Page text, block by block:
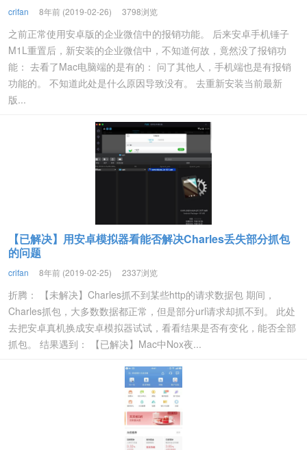
crifan 8年前 (2019-02-26) 3798浏览
之前正常使用安卓版的企业微信中的报销功能。 后来安卓手机锤子
M1L重置后，新安装的企业微信中，不知道何故，竟然没了报销功
能： 去看了Mac电脑端的是有的： 问了其他人，手机端也是有报销
功能的。 不知道此处是什么原因导致没有。 去重新安装当前最新
版...
【已解决】用安卓模拟器看能否解决Charles丢失部分抓包
的问题
crifan 8年前 (2019-02-25) 2337浏览
折腾： 【未解决】Charles抓不到某些http的请求数据包 期间，
Charles抓包，大多数数据都正常，但是部分url请求却抓不到。 此处
去把安卓真机换成安卓模拟器试试，看看结果是否有变化，能否全部
抓包。 结果遇到： 【已解决】Mac中Nox夜...